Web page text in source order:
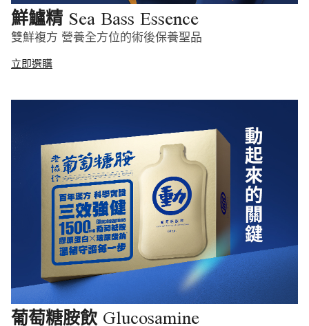
鮮鱸精 Sea Bass Essence
雙鮮複方 營養全方位的術後保養聖品
立即選購
葡萄糖胺飲